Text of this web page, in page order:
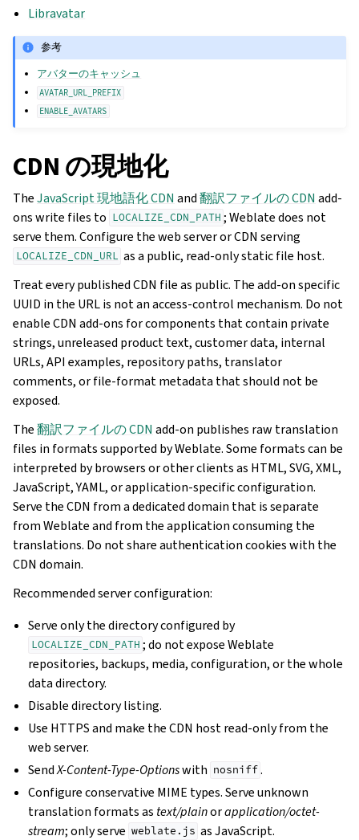
Libravatar
参考
アバターのキャッシュ
AVATAR_URL_PREFIX
ENABLE_AVATARS
CDN の現地化
TheJavaScript 現地語化 CDN and翻訳ファイルの CDN add-
ons write files to LOCALIZE_CDN_PATH ; Weblate does not
serve them. Configure the web server or CDN serving
LOCALIZE_CDN_URL as a public, read-only static file host.
Treat every published CDN file as public. The add-on specific
UUID in the URL is not an access-control mechanism. Do not
enable CDN add-ons for components that contain private
strings, unreleased product text, customer data, internal
URLs, API examples, repository paths, translator
comments, or file-format metadata that should not be
exposed.
The翻訳ファイルの CDN add-on publishes raw translation
files in formats supported by Weblate. Some formats can be
interpreted by browsers or other clients as HTML, SVG, XML,
JavaScript, YAML, or application-specific configuration.
Serve the CDN from a dedicated domain that is separate
from Weblate and from the application consuming the
translations. Do not share authentication cookies with the
CDN domain.
Recommended server configuration:
Serve only the directory configured by
LOCALIZE_CDN_PATH ; do not expose Weblate
repositories, backups, media, configuration, or the whole
data directory.
Disable directory listing.
Use HTTPS and make the CDN host read-only from the
web server.
SendX-Content-Type-Optionswith nosniff .
Configure conservative MIME types. Serve unknown
translation formats as text/plainorapplication/octet-
stream; only serve weblate.js as JavaScript.